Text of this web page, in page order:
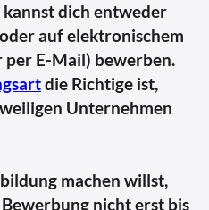
dich entweder
auf elektronischem
per E-Mail) bewerben.
die Richtige ist,
Unternehmen
machen willst,
nicht erst bis